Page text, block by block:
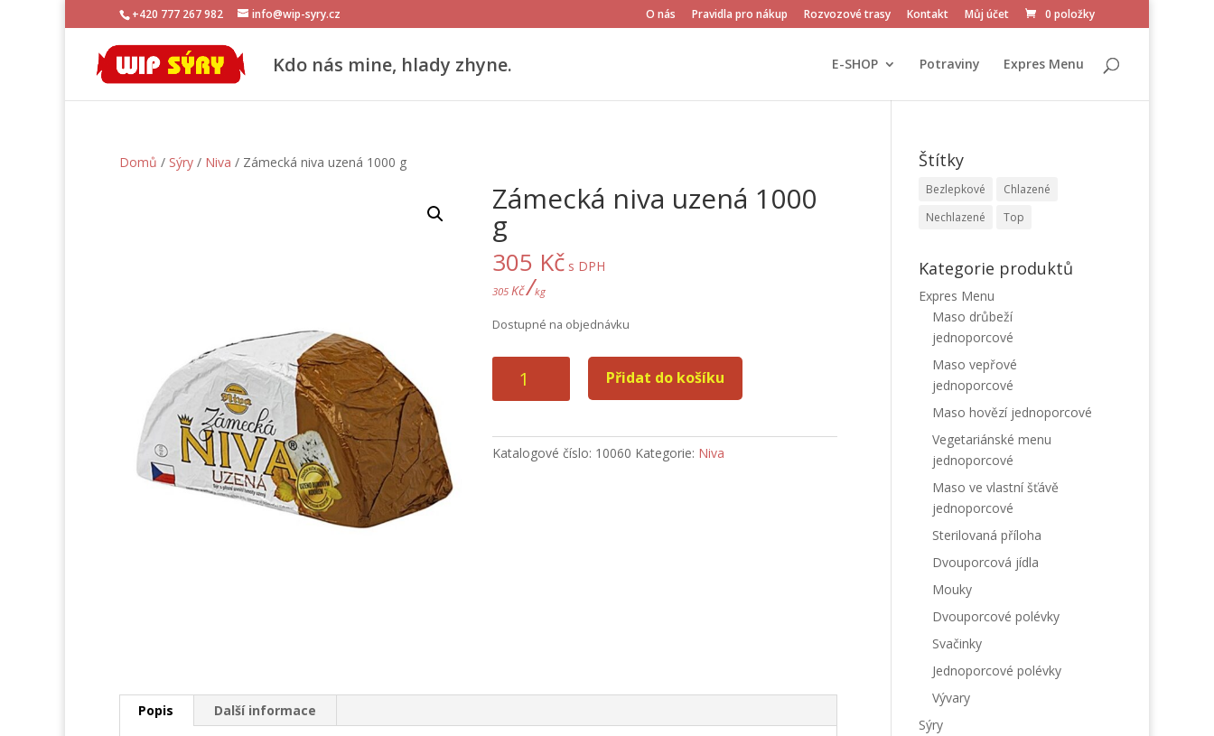
+420 777 267 982 info@wip-syry.cz O nás Pravidla pro nákup Rozvozové trasy Kontakt Můj účet 0 položky
Kdo nás mine, hlady zhyne. E-SHOP Potraviny Expres Menu
Domů / Sýry / Niva / Zámecká niva uzená 1000 g
Zámecká niva uzená 1000
g
305 Kč s DPH
305Kč/kg
Dostupné na objednávku
g
Přidat do košíku
Katalogové číslo: 10060 Kategorie: Niva
Popis Další informace
Štítky
Bezlepkové
Chlazené
Nechlazené
Top
Kategorie produktů
Expres Menu
Maso drůbeží
jednoporcové
Maso vepřové
jednoporcové
Maso hovězí jednoporcové
Vegetariánské menu
jednoporcové
Maso ve vlastní šťávě
jednoporcové
Sterilovaná příloha
Dvouporcová jídla
Mouky
Dvouporcové polévky
Svačinky
Jednoporcové polévky
Vývary
Sýry